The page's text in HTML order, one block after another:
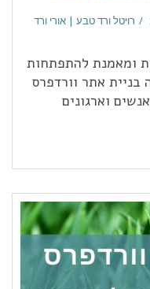
רויטל ורד טבע | אורי ורד
ומאמנת להתפתחות
אתר וורדפרס
וארגונים